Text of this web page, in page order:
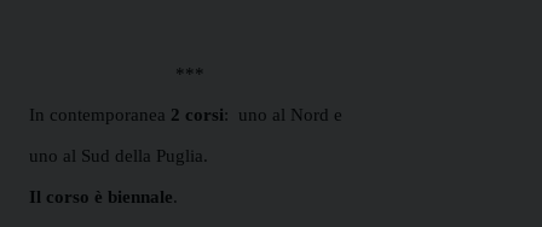
***
In contemporanea 2 corsi: uno al Nord e
uno al Sud della Puglia.
Il corso è biennale.